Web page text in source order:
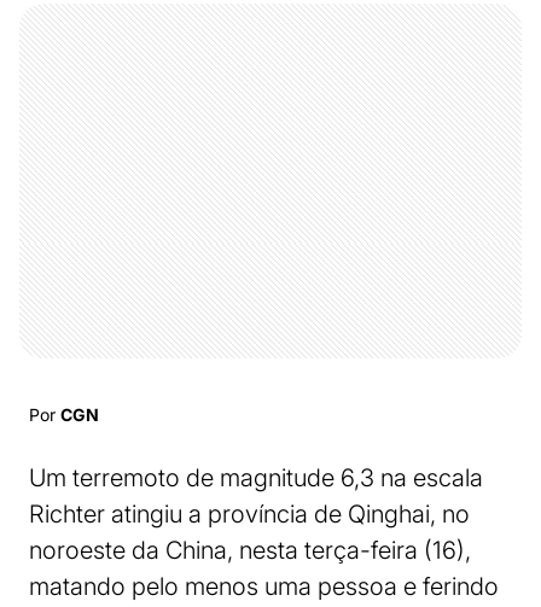
Por CGN
Um terremoto de magnitude 6,3 na escala
Richter atingiu a província de Qinghai, no
noroeste da China, nesta terça-feira (16),
matando pelo menos uma pessoa e ferindo